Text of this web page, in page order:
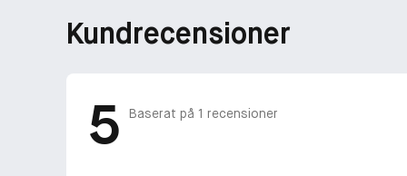
Kundrecensioner
5 Baserat på 1 recensioner